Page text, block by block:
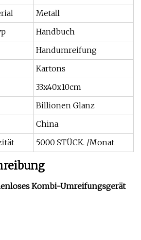
Metall
Handbuch
Handumreifung
Kartons
33x40x10cm
Billionen Glanz
China
5000 STÜCK. /Monat
Kombi-Umreifungsgerät